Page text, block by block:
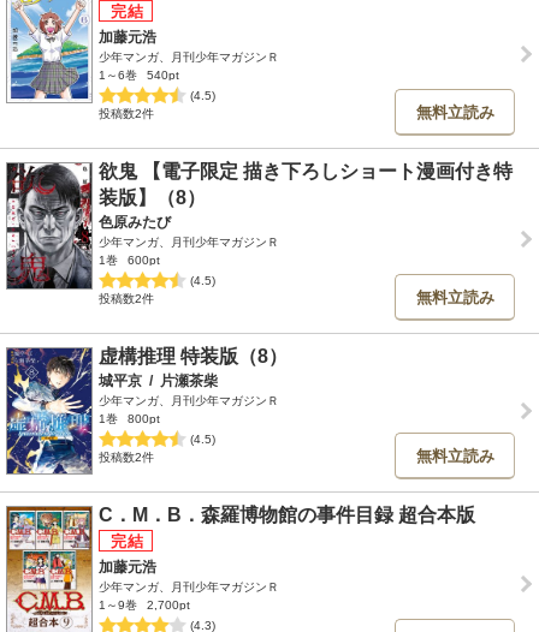
加藤元浩
少年マンガ、月刊少年マガジンＲ
1～6巻
540pt
(4.5)
投稿数2件
無料立読み
欲鬼 【電子限定 描き下ろしショート漫画付き特
装版】（8）
色原みたび
少年マンガ、月刊少年マガジンＲ
1巻
600pt
(4.5)
投稿数2件
無料立読み
虚構推理 特装版（8）
城平京 / 片瀬茶柴
少年マンガ、月刊少年マガジンＲ
1巻
800pt
(4.5)
投稿数2件
無料立読み
C．M．B．森羅博物館の事件目録 超合本版
加藤元浩
少年マンガ、月刊少年マガジンＲ
1～9巻
2,700pt
(4.3)